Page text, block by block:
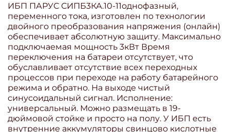
ИБП ПАРУС СИПБ3КА.10-11однофазный,
переменного тока, изготовлен по технологии
двойного преобразования напряжения (онлайн)
обеспечивает абсолютную защиту. Максимально
подключаемая мощность 3кВт Время
переключения на батареи отсутствует, что
обуславливает отсутствие всех переходных
процессов при переходе на работу батарейного
режима и обратно. На выходе чистый
синусоидальный сигнал. Исполнение:
универсальный. Можно размещать в 19-
дюймовой стойке и просто на полу. У ИБП есть
внутренние аккумуляторы свинцово кислотные